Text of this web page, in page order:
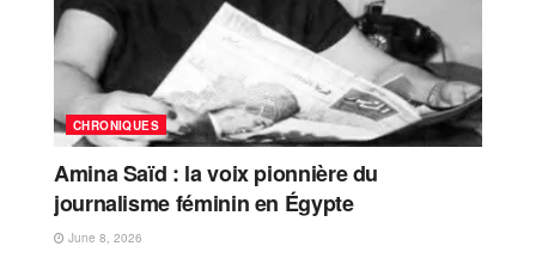
CHRONIQUES
Amina Saïd : la voix pionnière du
journalisme féminin en Égypte
June 8, 2026